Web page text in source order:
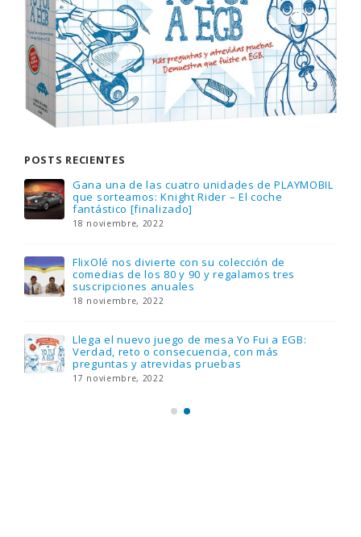
POSTS RECIENTES
Gana una de las cuatro unidades de PLAYMOBIL
que sorteamos: Knight Rider – El coche
fantástico [finalizado]
18 noviembre, 2022
FlixOlé nos divierte con su colección de
comedias de los 80 y 90 y regalamos tres
suscripciones anuales
18 noviembre, 2022
Llega el nuevo juego de mesa Yo Fui a EGB:
Verdad, reto o consecuencia, con más
preguntas y atrevidas pruebas
17 noviembre, 2022